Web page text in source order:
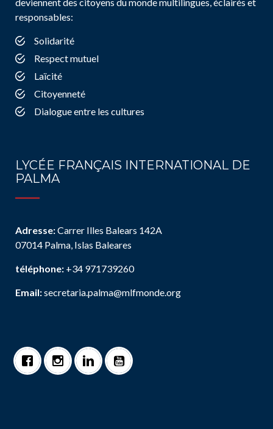
responsables:
Solidarité
Respect mutuel
Laïcité
Citoyenneté
Dialogue entre les cultures
LYCÉE FRANÇAIS INTERNATIONAL DE
PALMA
Adresse:Carrer Illes Balears 142A
07014 Palma, Islas Baleares
téléphone: +34 971739260
Email:secretaria.palma@mlfmonde.org